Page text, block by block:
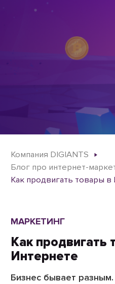
Компания DIGIANTS
Блог про интернет-
Как продвигать товары в
МАРКЕТИНГ
Как продвигать
Интернете
Бизнес бывает